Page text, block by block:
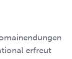
erfreut